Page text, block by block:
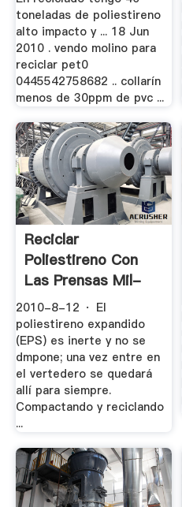
toneladas de poliestireno
alto impacto y ... 18 Jun
2010 . vendo molino para
reciclar pet0
0445542758682 .. collarín
menos de 30ppm de pvc ...
Reciclar
Poliestireno Con
Las Prensas Mil-
Tek .
2010-8-12 · El
poliestireno expandido
(EPS) es inerte y no se
dmpone; una vez entre en
el vertedero se quedará
allí para siempre.
Compactando y reciclando
...